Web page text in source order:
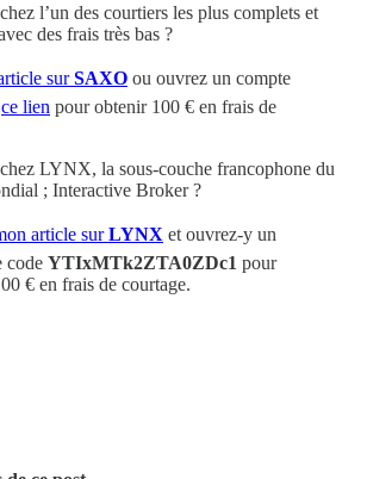
l’un des courtiers les plus complets et
des frais très bas ?
surSAXO ou ouvrez un compte
ce lien pour obtenir 100 € en frais de
LYNX, la sous-couche francophone du
; Interactive Broker ?
article surLYNX et ouvrez-y un
code YTIxMTk2ZTA0ZDc1 pour
€ en frais de courtage.